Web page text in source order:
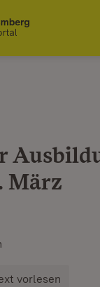
März
vorlesen